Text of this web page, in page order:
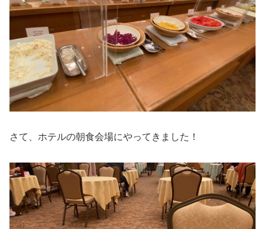
さて、ホテルの朝食会場にやってきました！